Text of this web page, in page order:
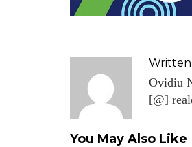
Ovidiu
[@]
You May Also Like